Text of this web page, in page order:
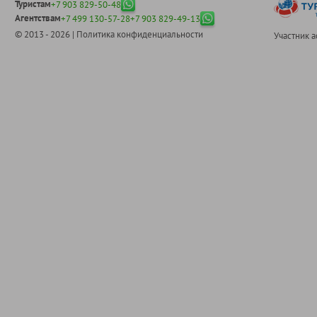
Туристам+7 903 829-50-48
Агентствам+7 499 130-57-28+7 903 829-49-13
© 2013 - 2026 | Политика конфиденциальности Участник